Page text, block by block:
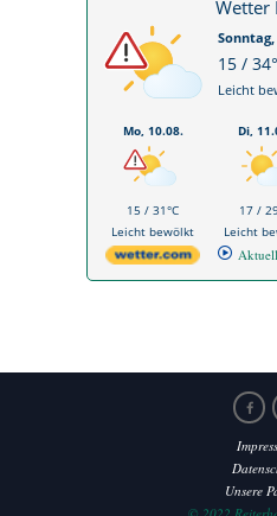
Wetter
Sonntag,
15 /
Leicht
Mo, 10.08.
15 / 31°C
Leicht bewölkt
Di,
17 /
Leicht
Unsere